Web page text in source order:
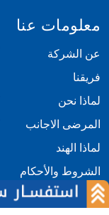
معلومات عنا
عن الشركة
فريقنا
لماذا نحن
المرضى الاجانب
لماذا الهند
الشروط والأحكام
السياسة